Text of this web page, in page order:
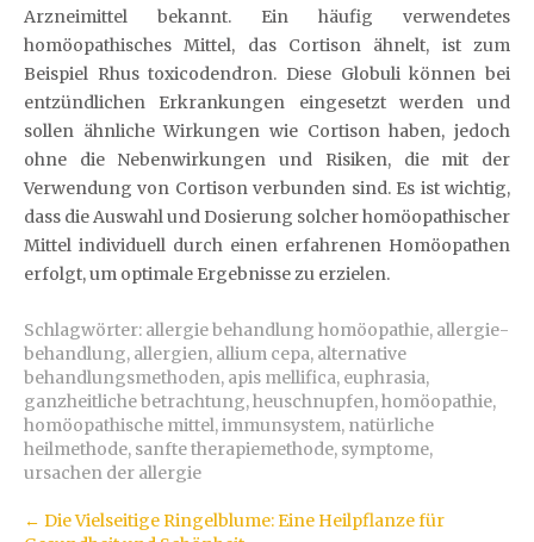
Arzneimittel bekannt. Ein häufig verwendetes
homöopathisches Mittel, das Cortison ähnelt, ist zum
Beispiel Rhus toxicodendron. Diese Globuli können bei
entzündlichen Erkrankungen eingesetzt werden und
sollen ähnliche Wirkungen wie Cortison haben, jedoch
ohne die Nebenwirkungen und Risiken, die mit der
Verwendung von Cortison verbunden sind. Es ist wichtig,
dass die Auswahl und Dosierung solcher homöopathischer
Mittel individuell durch einen erfahrenen Homöopathen
erfolgt, um optimale Ergebnisse zu erzielen.
Schlagwörter: allergie behandlung homöopathie, allergie-
behandlung, allergien, allium cepa, alternative
behandlungsmethoden, apis mellifica, euphrasia,
ganzheitliche betrachtung,heuschnupfen,homöopathie,
homöopathische mittel,immunsystem, natürliche
heilmethode, sanfte therapiemethode, symptome,
ursachen der allergie
Artikel-
← Die Vielseitige Ringelblume: Eine Heilpflanze für